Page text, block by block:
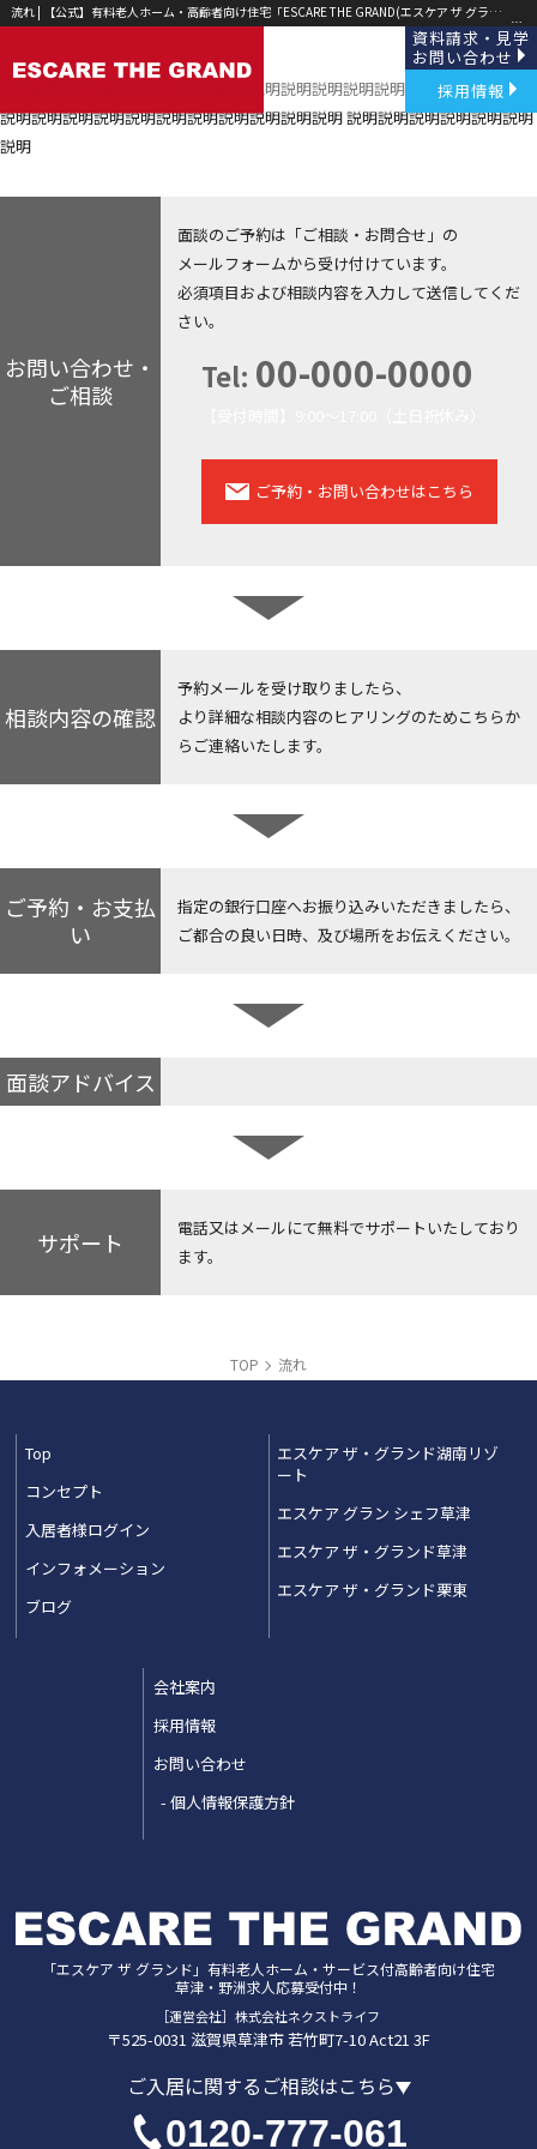
流れ | 【公式】有料老人ホーム・高齢者向け住宅「ESCARE THE GRAND(エスケア ザ グランド)」草津・野洲｜
資料請求・見学
お問い合わせ
採用情報
流れ
説明説明説明説明説明説明説明説明説明説明説明説明説明説明説明説明説明
説明説明説明説明説明説明説明説明説明説明説明 説明説明説明説明説明説明
説明
お問い合わせ・
ご相談
面談のご予約は「ご相談・お問合せ」の
メールフォームから受け付けています。
必須項目および相談内容を入力して送信してくだ
さい。
Tel: 00-000-0000
ご予約・お問い合わせはこちら
相談内容の確認
予約メールを受け取りましたら、
より詳細な相談内容のヒアリングのためこちらか
らご連絡いたします。
ご予約・お支払
い
指定の銀行口座へお振り込みいただきましたら、
ご都合の良い日時、及び場所をお伝えください。
面談アドバイス
サポート
電話又はメールにて無料でサポートいたしており
ます。
TOP 流れ
Top
コンセプト
入居者様ログイン
インフォメーション
ブログ
エスケア ザ・グランド湖南リゾ
ート
エスケア グラン シェフ草津
エスケア ザ・グランド草津
エスケア ザ・グランド栗東
会社案内
採用情報
お問い合わせ
個人情報保護方針
「エスケア ザ グランド」 有料老人ホーム・サービス付高齢者向け住宅
草津・野洲求人応募受付中！
［運営会社］株式会社ネクストライフ
〒525-0031 滋賀県草津市若竹町7-10 Act21 3F
ご入居に関するご相談はこちら
0120-777-061